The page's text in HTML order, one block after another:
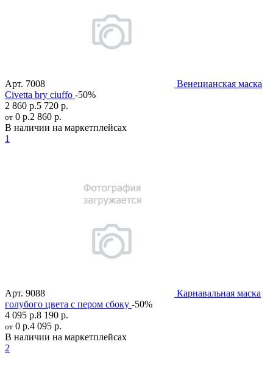
Арт. 7008
Венецианская маска
Civetta bry ciuffo -50%
2 860 р.5 720 р.
от 0 р.2 860 р.
В наличии на маркетплейсах
1
Арт. 9088
Карнавальная маска
голубого цвета с пером сбоку -50%
4 095 р.8 190 р.
от 0 р.4 095 р.
В наличии на маркетплейсах
2